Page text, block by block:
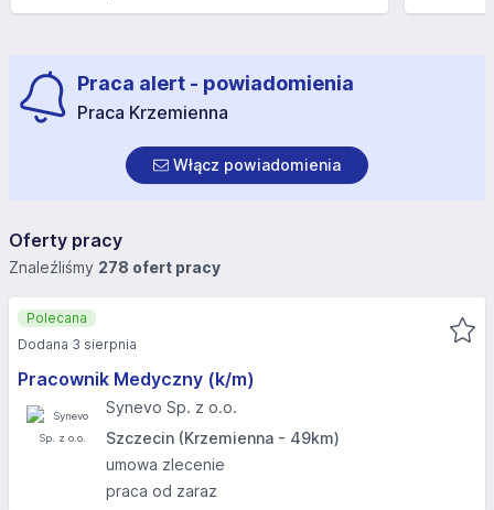
Praca alert - powiadomienia
Praca Krzemienna
Włącz powiadomienia
Oferty pracy
Znaleźliśmy 278 ofert pracy
Pracownik Medyczny (k/m)
Synevo Sp. z o.o.
Szczecin (Krzemienna - 49km)
umowa zlecenie
praca od zaraz
Polecana
Dodana 3 sierpnia